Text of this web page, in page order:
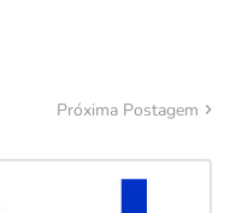
Próxima Postagem